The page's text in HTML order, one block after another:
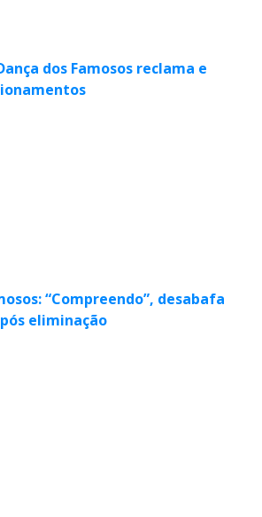
dos Famosos reclama e
“Compreendo”, desabafa
eliminação